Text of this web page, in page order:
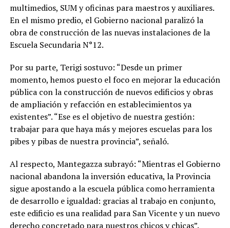
multimedios, SUM y oficinas para maestros y auxiliares.
En el mismo predio, el Gobierno nacional paralizó la
obra de construcción de las nuevas instalaciones de la
Escuela Secundaria N°12.
Por su parte, Terigi sostuvo: “Desde un primer
momento, hemos puesto el foco en mejorar la educación
pública con la construcción de nuevos edificios y obras
de ampliación y refacción en establecimientos ya
existentes”. “Ese es el objetivo de nuestra gestión:
trabajar para que haya más y mejores escuelas para los
pibes y pibas de nuestra provincia”, señaló.
Al respecto, Mantegazza subrayó: “Mientras el Gobierno
nacional abandona la inversión educativa, la Provincia
sigue apostando a la escuela pública como herramienta
de desarrollo e igualdad: gracias al trabajo en conjunto,
este edificio es una realidad para San Vicente y un nuevo
derecho concretado para nuestros chicos y chicas”.